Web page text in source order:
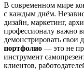
В современном мире
с каждым днём.
дизайн, маркетинг,
профессионалу важно
демонстрировать свои
портфолио — это не
инструмент
клиентов,